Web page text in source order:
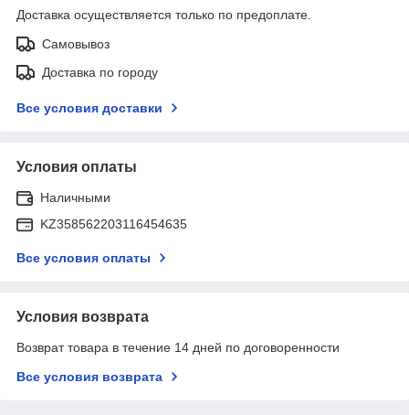
Доставка осуществляется только по предоплате.
Самовывоз
Доставка по городу
Все условия доставки
Условия оплаты
Наличными
KZ358562203116454635
Все условия оплаты
Условия возврата
Возврат товара в течение 14 дней по договоренности
Все условия возврата